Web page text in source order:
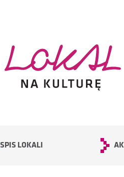
SPIS LOKALI